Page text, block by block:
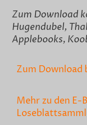
Zum Download
Hugendubel,
Applebooks,
Zum Download
Mehr zu den E-